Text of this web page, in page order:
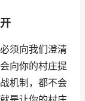
须向我们澄清
向你的村庄提
机制，都不会